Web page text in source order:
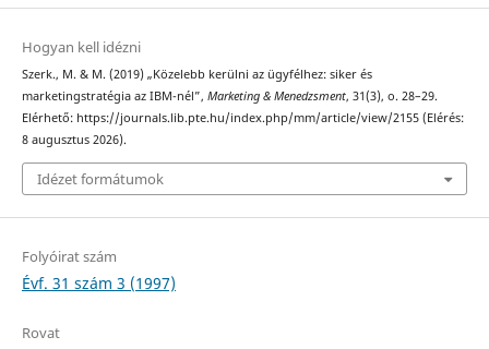
Hogyan kell idézni
Szerk., M. & M. (2019) „Közelebb kerülni az ügyfélhez: siker és
marketingstratégia az IBM-nél”, Marketing & Menedzsment, 31(3), o. 28–29.
Elérhető: https://journals.lib.pte.hu/index.php/mm/article/view/2155 (Elérés:
8 augusztus 2026).
Idézet formátumok
Folyóirat szám
Évf. 31 szám 3 (1997)
Rovat